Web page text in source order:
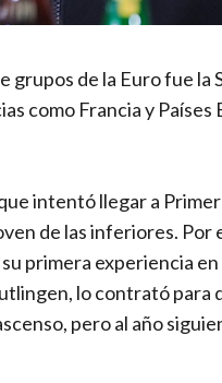
grupos de la Euro fue
como Francia y
intentó llegar a
de las inferiores. Por
primera experiencia en
lo contrató
pero al año